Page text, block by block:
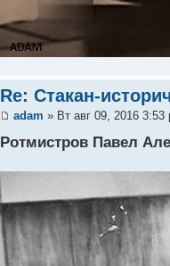
Re: Стакан-
adam » Вт авг 09, 2016 3:53
Ротмистров Павел